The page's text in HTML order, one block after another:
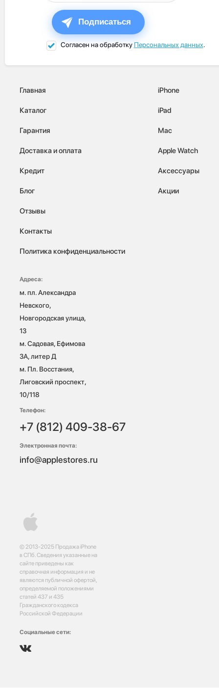
Подписаться
Согласен на обработку Персональных данных.
© 2013-2025 Продажа iPhone
в СПб. Сведения указанные на
сайте приведены как
справочная информация и не
являются публичной офертой,
определяемой положениями
статей 437 и 435
Гражданского кодекса
Российской Федерации
Социальные сети:
Главная
Каталог
Гарантия
Доставка и оплата
Кредит
Блог
Отзывы
Контакты
Политика конфиденциальности
iPhone
iPad
Mac
Apple Watch
Аксессуары
Акции
Адреса:
м. пл. Александра
Невского,
Новгородская улица,
13
м. Садовая, Ефимова
3А, литер Д
м. Пл. Восстания,
Лиговский проспект,
10/118
Телефон:
+7 (812) 409-38-67
Электронная почта:
info@applestores.ru